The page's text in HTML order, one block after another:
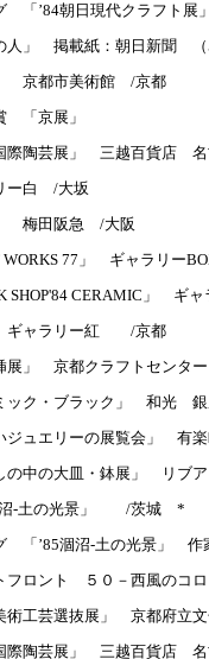
「’84朝日現代クラフト
人」 掲載紙：朝日新聞
京都市美術館 /京都
「京展」
際陶芸展」 三越百貨店
ー白 /大坂
」 梅田阪急 /大阪
WORKS 77」 ギャラリー
SHOP'84 CERAMIC」 ギ
ギャラリー紅 /京都
展」 京都クラフトセンタ
ック・ブラック」 和光
いジュエリーの展覧会」
の中の大皿・鉢展」 リブ
沼-土の光景」 /茨城 *
「’85涸沼-土の光景」 作
フロント ５０－西風の
術工芸選抜展」 京都府立
際陶芸展」 三越百貨店